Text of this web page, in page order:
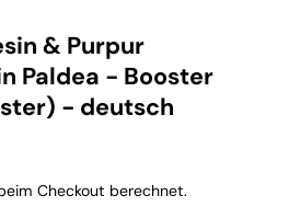
& Purpur
Paldea - Booster
- deutsch
Checkout berechnet.